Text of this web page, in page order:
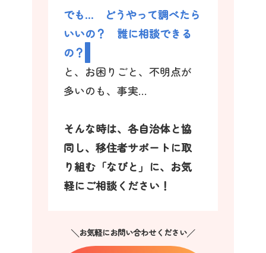
でも… どうやって調べたら
いいの？ 誰に相談できる
の？
と、お困りごと、不明点が
多いのも、事実…
そんな時は、各自治体と協
同し、移住者サポートに取
り組む「なびと」に、お気
軽にご相談ください！
╲お気軽にお問い合わせください╱